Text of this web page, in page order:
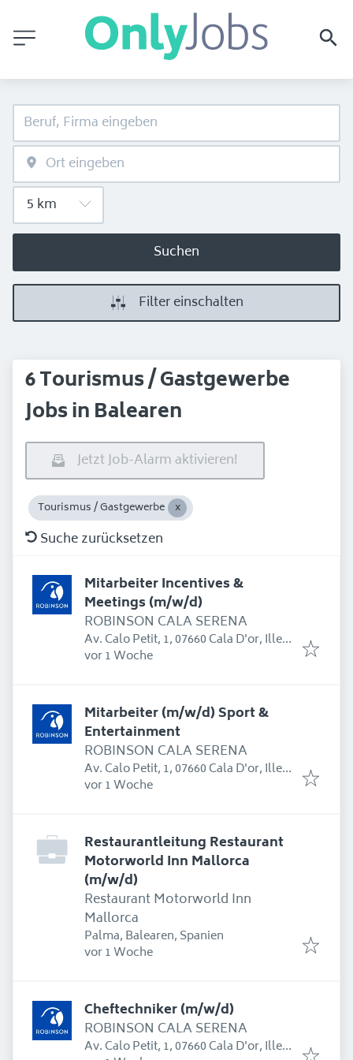
Suchen
Filter einschalten
6 Tourismus / Gastgewerbe
Jobs in Balearen
Jetzt Job-Alarm aktivieren!
Tourismus / Gastgewerbe
Suche zurücksetzen
Mitarbeiter Incentives &
Meetings (m/w/d)
ROBINSON CALA SERENA
Av. Calo Petit, 1, 07660 Cala D'or, Illes
Balears, Spanien
Erschienen:
vor 1 Woche
Mitarbeiter (m/w/d) Sport &
Entertainment
ROBINSON CALA SERENA
Av. Calo Petit, 1, 07660 Cala D'or, Illes
Balears, Spanien
Erschienen:
vor 1 Woche
Restaurantleitung Restaurant
Motorworld Inn Mallorca
(m/w/d)
Restaurant Motorworld Inn
Mallorca
Palma, Balearen, Spanien
Erschienen:
vor 1 Woche
Cheftechniker (m/w/d)
ROBINSON CALA SERENA
Av. Calo Petit, 1, 07660 Cala D'or, Illes